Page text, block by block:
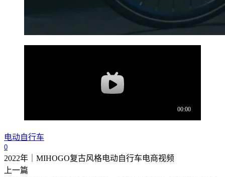
电动自行车
0
2022年｜MIHOGO复古风格电动自行车电商视频
上一篇